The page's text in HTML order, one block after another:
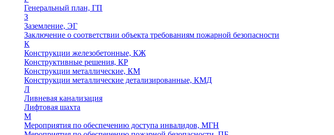
Генеральный план, ГП
З
Заземление, ЭГ
Заключение о соответствии объекта требованиям пожарной безопасности
К
Конструкции железобетонные, КЖ
Конструктивные решения, КР
Конструкции металлические, КМ
Конструкции металлические детализированные, КМД
Л
Ливневая канализация
Лифтовая шахта
М
Мероприятия по обеспечению доступа инвалидов, МГН